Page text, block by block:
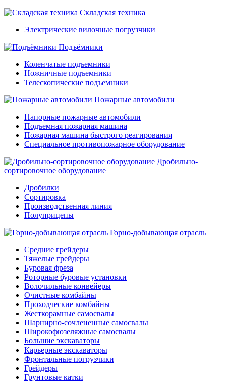
Складская техника
Электрические вилочные погрузчики
Подъёмники
Коленчатые подъемники
Ножничные подъемники
Телескопические подъемники
Пожарные автомобили
Напорные пожарные автомобили
Подъемная пожарная машина
Пожарная машина быстрого реагирования
Специальное противопожарное оборудование
Дробильно-
сортировочное оборудование
Дробилки
Сортировка
Производственная линия
Полуприцепы
Горно-добывающая отрасль
Средние грейдеры
Тяжелые грейдеры
Буровая фреза
Роторные буровые установки
Волочильные конвейеры
Очистные комбайны
Проходческие комбайны
Жесткорамные самосвалы
Шарнирно-сочлененные самосвалы
Широкофюзеляжные самосвалы
Большие экскаваторы
Карьерные экскаваторы
Фронтальные погрузчики
Грейдеры
Грунтовые катки